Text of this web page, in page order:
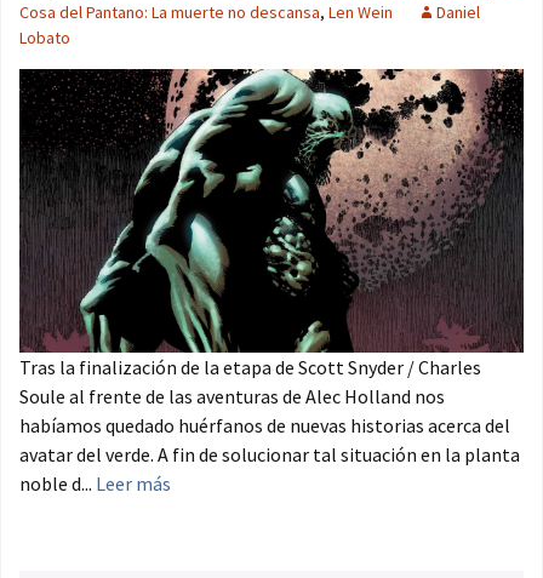
Cosa del Pantano: La muerte no descansa, Len Wein
Daniel
Lobato
Tras la finalización de la etapa de Scott Snyder / Charles
Soule al frente de las aventuras de Alec Holland nos
habíamos quedado huérfanos de nuevas historias acerca del
avatar del verde. A fin de solucionar tal situación en la planta
noble d... Leer más